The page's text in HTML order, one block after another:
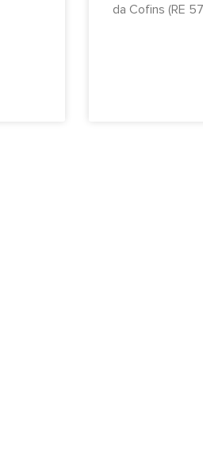
da Cofins (RE